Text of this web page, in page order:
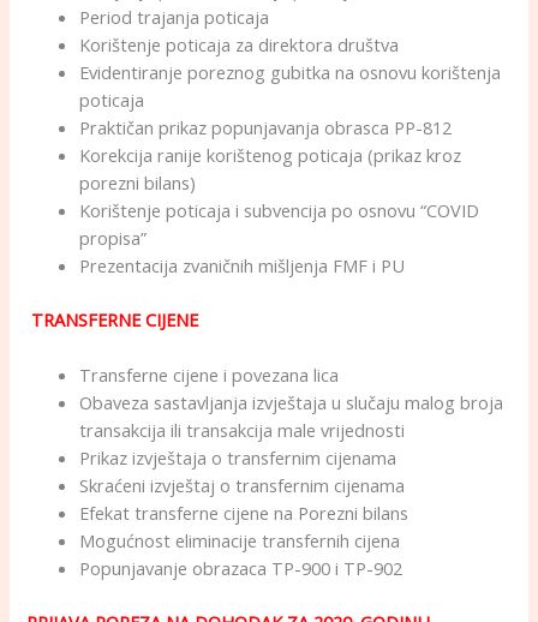
Period trajanja poticaja
Korištenje poticaja za direktora društva
Evidentiranje poreznog gubitka na osnovu korištenja
poticaja
Praktičan prikaz popunjavanja obrasca PP-812
Korekcija ranije korištenog poticaja (prikaz kroz
porezni bilans)
Korištenje poticaja i subvencija po osnovu “COVID
propisa”
Prezentacija zvaničnih mišljenja FMF i PU
TRANSFERNE CIJENE
Transferne cijene i povezana lica
Obaveza sastavljanja izvještaja u slučaju malog broja
transakcija ili transakcija male vrijednosti
Prikaz izvještaja o transfernim cijenama
Skraćeni izvještaj o transfernim cijenama
Efekat transferne cijene na Porezni bilans
Mogućnost eliminacije transfernih cijena
Popunjavanje obrazaca TP-900 i TP-902